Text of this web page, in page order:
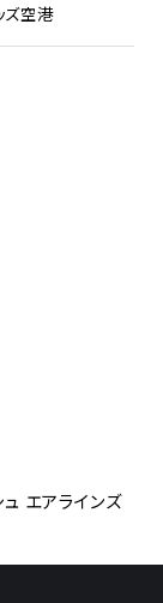
ズ空港
エアラインズ